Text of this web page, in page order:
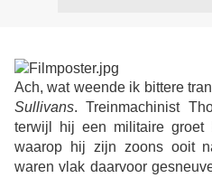
Ach, wat weende ik bittere
Sullivans. Treinmachinist
terwijl hij een militaire groet
waarop hij zijn zoons ooit
waren vlak daarvoor